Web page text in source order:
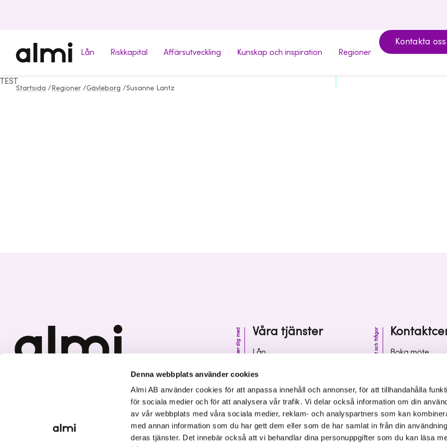
Denna webbplats använder cookies
Almi AB använder cookies för att anpassa innehåll och annonser, för att tillhandahålla
för sociala medier och för att analysera vår trafik. Vi delar också information om din
av vår webbplats med våra sociala medier, reklam- och analyspartners som kan
med annan information som du har gett dem eller som de har samlat in från din
deras tjänster. Det innebär också att vi behandlar dina personuppgifter som du kan läsa
Lån Riskkapital Affärsutveckling Kunskap och inspiration Regioner
Kontakta oss
Startsida / Regioner /Gävleborg /Susanne Lantz
TEST
Våra tjänster
Vi hjälper dig med
Lån
Affärsutveckling
Kunskap och inspiration
Kontakt och frågor
Boka möte
Vanliga frågor